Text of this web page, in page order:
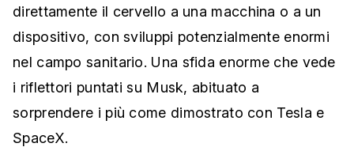
direttamente il cervello a una macchina o a un
dispositivo, con sviluppi potenzialmente enormi
nel campo sanitario. Una sfida enorme che vede
i riflettori puntati su Musk, abituato a
sorprendere i più come dimostrato con Tesla e
SpaceX.